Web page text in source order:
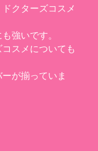
クターズコスメ
強いです。
スメについても
が揃っていま